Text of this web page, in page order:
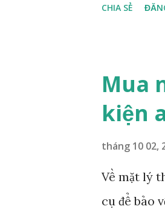
CHIA SẺ
Mua
kiện
tháng 10 02,
Về mặt lý
cụ để bảo